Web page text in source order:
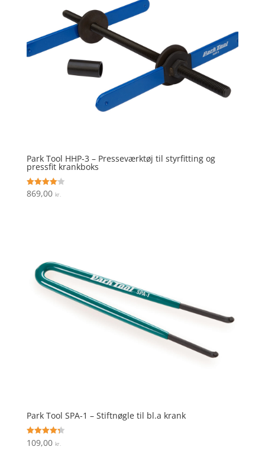
Park Tool HHP-3 – Presseværktøj til styrfitting og
pressfit krankboks
Vurderet
4.1
869,00 kr.
Park Tool SPA-1 – Stiftnøgle til bl.a krank
Vurderet
4.3
109,00 kr.